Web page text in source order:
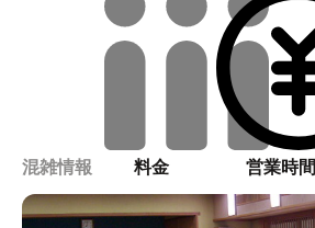
混雑情報 料金 営業時間